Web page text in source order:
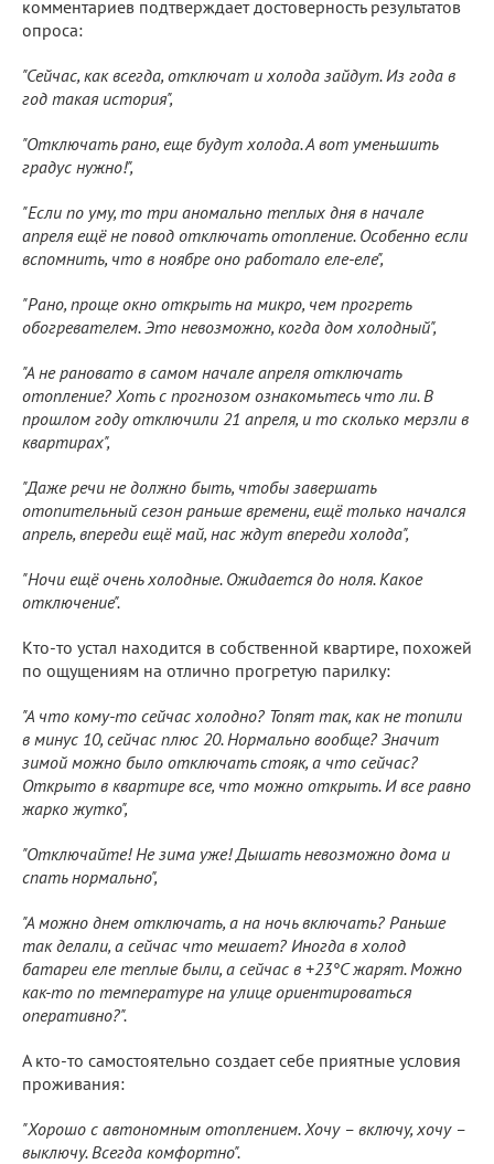
комментариев подтверждает достоверность результатов
опроса:
"Сейчас, как всегда, отключат и холода зайдут. Из года в
год такая история",
"Отключать рано, еще будут холода. А вот уменьшить
градус нужно!",
"Если по уму, то три аномально теплых дня в начале
апреля ещё не повод отключать отопление. Особенно если
вспомнить, что в ноябре оно работало еле-еле",
"Рано, проще окно открыть на микро, чем прогреть
обогревателем. Это невозможно, когда дом холодный",
"А не рановато в самом начале апреля отключать
отопление? Хоть с прогнозом ознакомьтесь что ли. В
прошлом году отключили 21 апреля, и то сколько мерзли в
квартирах",
"Даже речи не должно быть, чтобы завершать
отопительный сезон раньше времени, ещё только начался
апрель, впереди ещё май, нас ждут впереди холода",
"Ночи ещё очень холодные. Ожидается до ноля. Какое
отключение".
Кто-то устал находится в собственной квартире, похожей
по ощущениям на отлично прогретую парилку:
"А что кому-то сейчас холодно? Топят так, как не топили
в минус 10, сейчас плюс 20. Нормально вообще? Значит
зимой можно было отключать стояк, а что сейчас?
Открыто в квартире все, что можно открыть. И все равно
жарко жутко",
"Отключайте! Не зима уже! Дышать невозможно дома и
спать нормально",
"А можно днем отключать, а на ночь включать? Раньше
так делали, а сейчас что мешает? Иногда в холод
батареи еле теплые были, а сейчас в +23°C жарят. Можно
как-то по температуре на улице ориентироваться
оперативно?".
А кто-то самостоятельно создает себе приятные условия
проживания:
"Хорошо с автономным отоплением. Хочу – включу, хочу –
выключу. Всегда комфортно".